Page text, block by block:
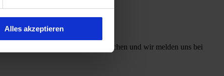
Alles akzeptieren
welchen Kontaktweg Sie wünschen und wir melden uns bei